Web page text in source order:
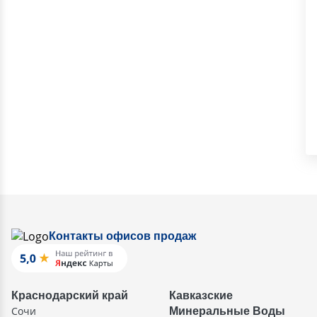
Контакты офисов продаж
Краснодарский край
Сочи
Кавказские
Минеральные Воды